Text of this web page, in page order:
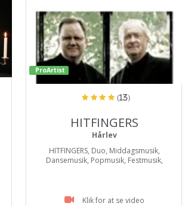
ProArtist
(13)
HITFINGERS
Hårlev
HITFINGERS, Duo, Middagsmusik,
Dansemusik, Popmusik, Festmusik,
Klik for at se video